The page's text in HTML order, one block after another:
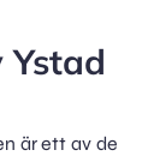
är ett av de